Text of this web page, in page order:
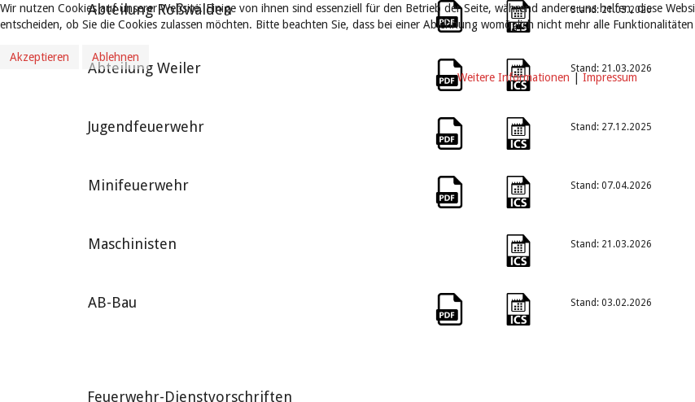
Abteilung Roßwälden Stand: 21.03.2026
Abteilung Weiler Stand: 21.03.2026
Jugendfeuerwehr Stand: 27.12.2025
Minifeuerwehr Stand: 07.04.2026
Maschinisten Stand: 21.03.2026
AB-Bau Stand: 03.02.2026
Feuerwehr-Dienstvorschriften
Wir nutzen Cookies auf unserer Website. Einige von ihnen sind essenziell für den Betrieb der Seite, während andere uns helfen, diese
entscheiden, ob Sie die Cookies zulassen möchten. Bitte beachten Sie, dass bei einer Ablehnung womöglich nicht mehr alle
Akzeptieren
Ablehnen
Weitere Informationen | Impressum